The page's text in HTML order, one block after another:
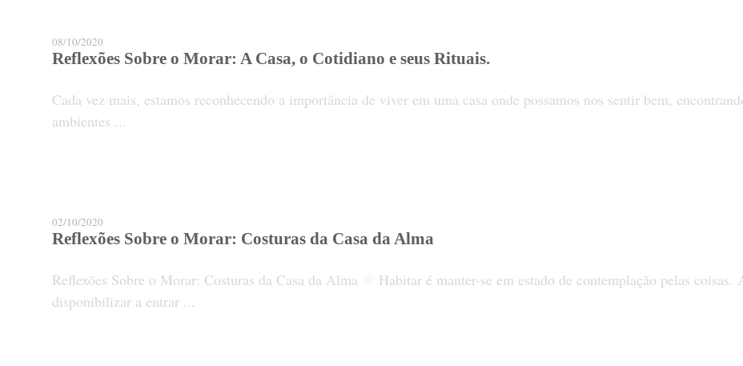
08/10/2020
Reflexões Sobre o Morar: A Casa, o Cotidiano e seus Rituais.
Cada vez mais, estamos reconhecendo a importância de viver em uma casa onde possamos nos sentir bem,
ambientes ...
02/10/2020
Reflexões Sobre o Morar: Costuras da Casa da Alma
Reflexões Sobre o Morar: Costuras da Casa da Alma
Habitar é manter-se em estado de contemplação pelas
disponibilizar a entrar ...